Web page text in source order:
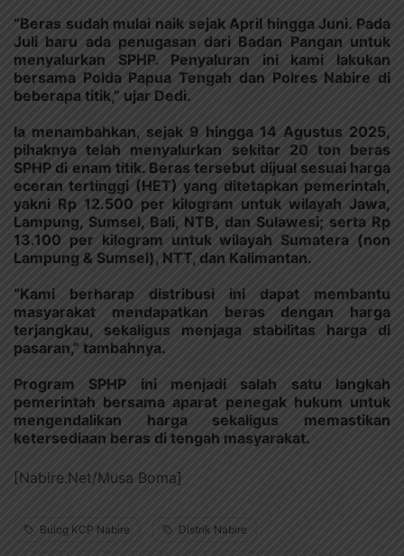
“Beras sudah mulai naik sejak April hingga Juni. Pada
Juli baru ada penugasan dari Badan Pangan untuk
menyalurkan SPHP. Penyaluran ini kami lakukan
bersama Polda Papua Tengah dan Polres Nabire di
beberapa titik,” ujar Dedi.
Ia menambahkan, sejak 9 hingga 14 Agustus 2025,
pihaknya telah menyalurkan sekitar 20 ton beras
SPHP di enam titik. Beras tersebut dijual sesuai harga
eceran tertinggi (HET) yang ditetapkan pemerintah,
yakni Rp 12.500 per kilogram untuk wilayah Jawa,
Lampung, Sumsel, Bali, NTB, dan Sulawesi; serta Rp
13.100 per kilogram untuk wilayah Sumatera (non
Lampung & Sumsel), NTT, dan Kalimantan.
“Kami berharap distribusi ini dapat membantu
masyarakat mendapatkan beras dengan harga
terjangkau, sekaligus menjaga stabilitas harga di
pasaran,” tambahnya.
Program SPHP ini menjadi salah satu langkah
pemerintah bersama aparat penegak hukum untuk
mengendalikan harga sekaligus memastikan
ketersediaan beras di tengah masyarakat.
[Nabire.Net/Musa Boma]
Bulog KCP Nabire Distrik Nabire